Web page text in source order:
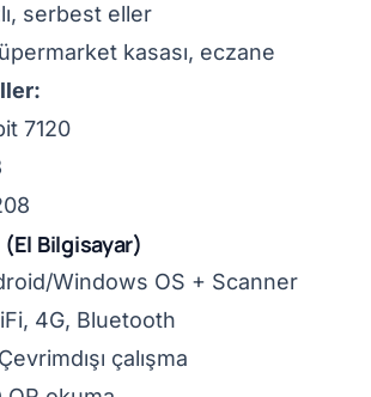
serbest eller
kasası, eczane
7120
Bilgisayar)
Windows OS + Scanner
4G, Bluetooth
çalışma